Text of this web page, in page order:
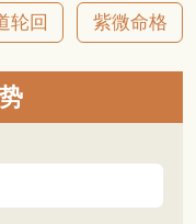
轮回 紫微命格